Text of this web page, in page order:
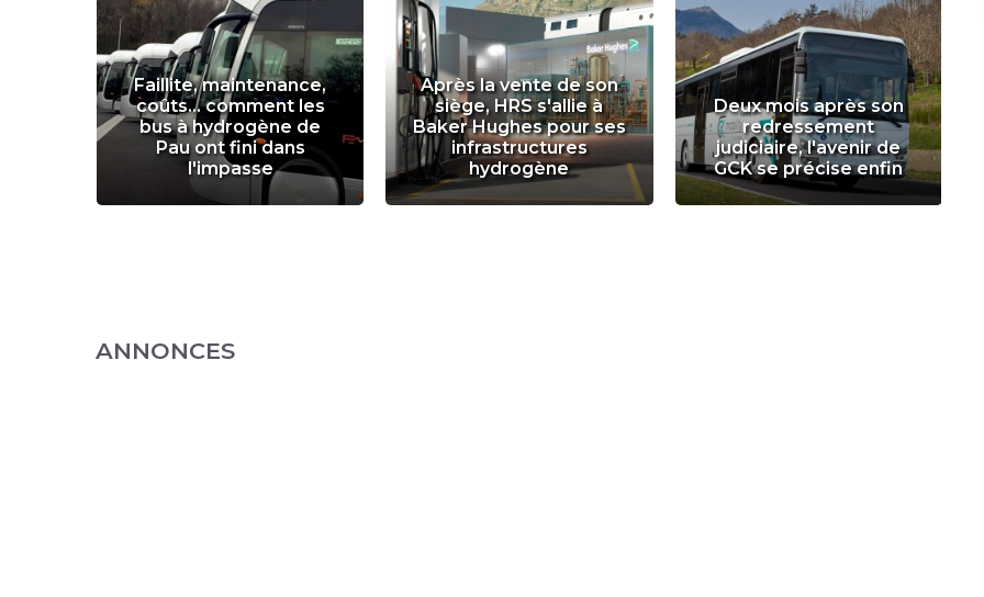
Faillite, maintenance,
coûts... comment les
bus à hydrogène de
Pau ont fini dans
l'impasse
Après la vente de son
siège, HRS s'allie à
Baker Hughes pour ses
infrastructures
hydrogène
Deux mois après son
redressement
judiciaire, l'avenir de
GCK se précise enfin
ANNONCES